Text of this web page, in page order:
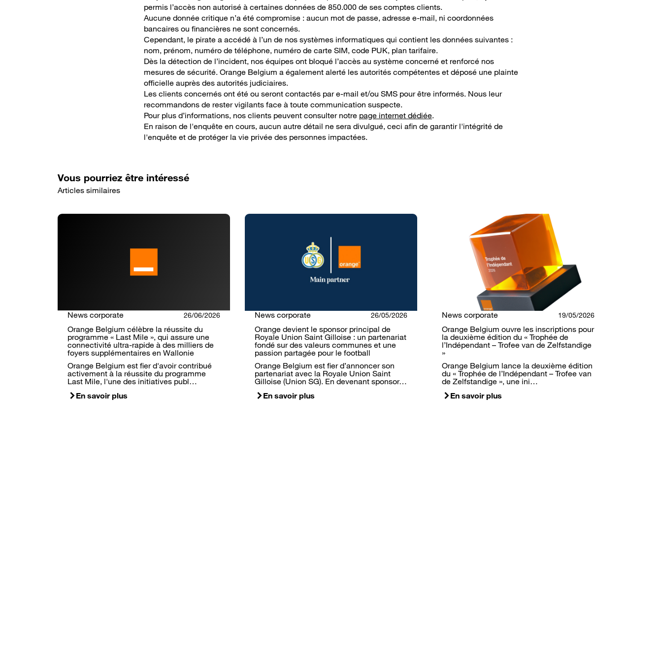
permis l’accès non autorisé à certaines données de 850.000 de ses comptes clients.
Aucune donnée critique n’a été compromise : aucun mot de passe, adresse e-mail, ni coordonnées
bancaires ou financières ne sont concernés.
Cependant, le pirate a accédé à l’un de nos systèmes informatiques qui contient les données suivantes :
nom, prénom, numéro de téléphone, numéro de carte SIM, code PUK, plan tarifaire.
Dès la détection de l’incident, nos équipes ont bloqué l’accès au système concerné et renforcé nos
mesures de sécurité. Orange Belgium a également alerté les autorités compétentes et déposé une plainte
officielle auprès des autorités judiciaires.
Les clients concernés ont été ou seront contactés par e-mail et/ou SMS pour être informés. Nous leur
recommandons de rester vigilants face à toute communication suspecte.
Pour plus d’informations, nos clients peuvent consulter notre page internet dédiée.
En raison de l'enquête en cours, aucun autre détail ne sera divulgué, ceci afin de garantir l'intégrité de
l'enquête et de protéger la vie privée des personnes impactées.
Vous pourriez être intéressé
Articles similaires
News corporate 26/06/2026
Orange Belgium célèbre la réussite du
programme « Last Mile », qui assure une
connectivité ultra-rapide à des milliers de
foyers supplémentaires en Wallonie
Orange Belgium est fier d'avoir contribué
activement à la réussite du programme
Last Mile, l'une des initiatives publ…
En savoir plus
News corporate 26/05/2026
Orange devient le sponsor principal de
Royale Union Saint Gilloise : un partenariat
fondé sur des valeurs communes et une
passion partagée pour le football
Orange Belgium est fier d’annoncer son
partenariat avec la Royale Union Saint
Gilloise (Union SG). En devenant sponsor…
En savoir plus
News corporate 19/05/2026
Orange Belgium ouvre les inscriptions pour
la deuxième édition du « Trophée de
l’Indépendant – Trofee van de Zelfstandige
»
Orange Belgium lance la deuxième édition
du « Trophée de l’Indépendant – Trofee van
de Zelfstandige », une ini…
En savoir plus